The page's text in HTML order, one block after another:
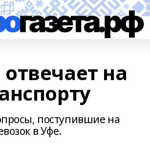
на
поступившие на
в Уфе.